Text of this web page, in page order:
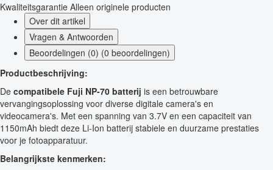
Kwaliteitsgarantie Alleen originele producten
Over dit artikel
Vragen & Antwoorden
Beoordelingen (0) (0 beoordelingen)
Productbeschrijving:
De compatibele Fuji NP-70 batterij is een betrouwbare
vervangingsoplossing voor diverse digitale camera's en
videocamera's. Met een spanning van 3.7V en een capaciteit van
1150mAh biedt deze Li-Ion batterij stabiele en duurzame prestaties
voor je fotoapparatuur.
Belangrijkste kenmerken: